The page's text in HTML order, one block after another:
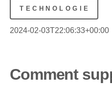
TECHNOLOGIE
2024-02-03T22:06:33+00:00
Comment